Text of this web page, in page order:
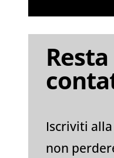
Iscriviti
non